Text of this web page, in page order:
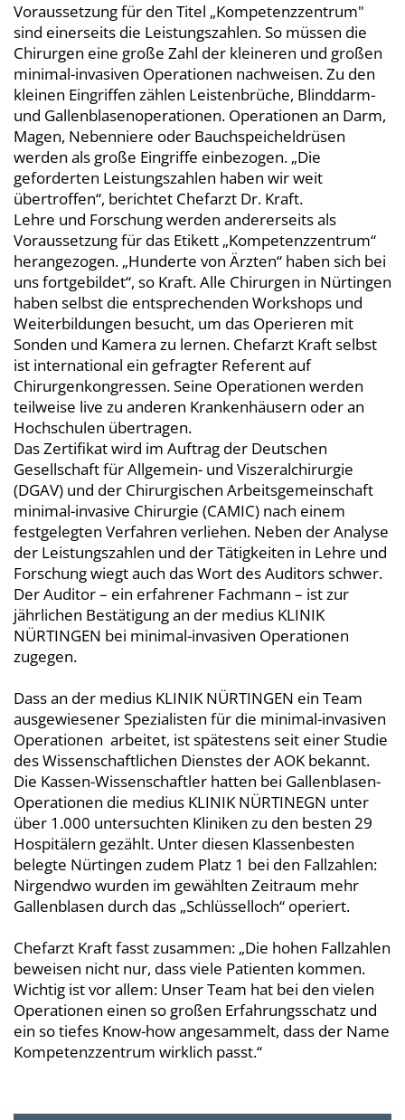
Voraussetzung für den Titel „Kompetenzzentrum"
sind einerseits die Leistungszahlen. So müssen die
Chirurgen eine große Zahl der kleineren und großen
minimal-invasiven Operationen nachweisen. Zu den
kleinen Eingriffen zählen Leistenbrüche, Blinddarm-
und Gallenblasenoperationen. Operationen an Darm,
Magen, Nebenniere oder Bauchspeicheldrüsen
werden als große Eingriffe einbezogen. „Die
geforderten Leistungszahlen haben wir weit
übertroffen“, berichtet Chefarzt Dr. Kraft.
Lehre und Forschung werden andererseits als
Voraussetzung für das Etikett „Kompetenzzentrum“
herangezogen. „Hunderte von Ärzten“ haben sich bei
uns fortgebildet“, so Kraft. Alle Chirurgen in Nürtingen
haben selbst die entsprechenden Workshops und
Weiterbildungen besucht, um das Operieren mit
Sonden und Kamera zu lernen. Chefarzt Kraft selbst
ist international ein gefragter Referent auf
Chirurgenkongressen. Seine Operationen werden
teilweise live zu anderen Krankenhäusern oder an
Hochschulen übertragen.
Das Zertifikat wird im Auftrag der Deutschen
Gesellschaft für Allgemein- und Viszeralchirurgie
(DGAV) und der Chirurgischen Arbeitsgemeinschaft
minimal-invasive Chirurgie (CAMIC) nach einem
festgelegten Verfahren verliehen. Neben der Analyse
der Leistungszahlen und der Tätigkeiten in Lehre und
Forschung wiegt auch das Wort des Auditors schwer.
Der Auditor – ein erfahrener Fachmann – ist zur
jährlichen Bestätigung an der medius KLINIK
NÜRTINGEN bei minimal-invasiven Operationen
zugegen.
Dass an der medius KLINIK NÜRTINGEN ein Team
ausgewiesener Spezialisten für die minimal-invasiven
Operationen arbeitet, ist spätestens seit einer Studie
des Wissenschaftlichen Dienstes der AOK bekannt.
Die Kassen-Wissenschaftler hatten bei Gallenblasen-
Operationen die medius KLINIK NÜRTINEGN unter
über 1.000 untersuchten Kliniken zu den besten 29
Hospitälern gezählt. Unter diesen Klassenbesten
belegte Nürtingen zudem Platz 1 bei den Fallzahlen:
Nirgendwo wurden im gewählten Zeitraum mehr
Gallenblasen durch das „Schlüsselloch“ operiert.
Chefarzt Kraft fasst zusammen: „Die hohen Fallzahlen
beweisen nicht nur, dass viele Patienten kommen.
Wichtig ist vor allem: Unser Team hat bei den vielen
Operationen einen so großen Erfahrungsschatz und
ein so tiefes Know-how angesammelt, dass der Name
Kompetenzzentrum wirklich passt.“